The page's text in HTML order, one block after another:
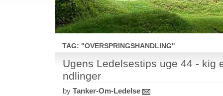
TAG: "OVERSPRINGSHANDLING"
Ugens Ledelsestips uge 44 - kig
ndlinger
by Tanker-Om-Ledelse